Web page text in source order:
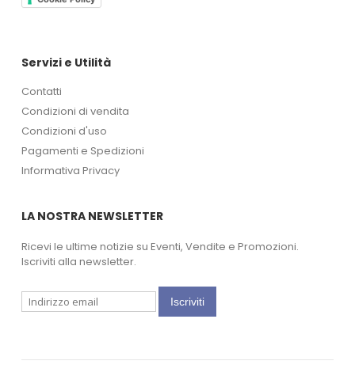
Servizi e Utilità
Contatti
Condizioni di vendita
Condizioni d'uso
Pagamenti e Spedizioni
Informativa Privacy
LA NOSTRA NEWSLETTER
Ricevi le ultime notizie su Eventi, Vendite e Promozioni.
Iscriviti alla newsletter.
Iscriviti